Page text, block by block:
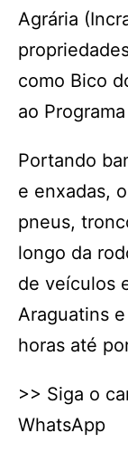
Agrária
como Bico
ao
Portando
e enxadas,
pneus,
longo da
de veículos
Araguatins
horas até
>> Siga o
WhatsApp